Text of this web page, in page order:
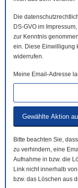
Die
DS-GVO im
zur Kenntnis
ein. Diese Einwilligung
widerrufen.
Meine Email-Adresse
Bitte beachten Sie,
zu verhindern, eine
Aufnahme in bzw. die
Link nicht innerhalb
bzw. das Löschen aus